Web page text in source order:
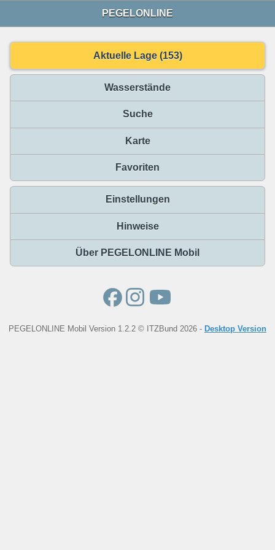
PEGELONLINE
Aktuelle Lage (153)
Wasserstände
Suche
Karte
Favoriten
Einstellungen
Hinweise
Über PEGELONLINE Mobil
PEGELONLINE Mobil Version 1.2.2 © ITZBund 2026 - Desktop Version